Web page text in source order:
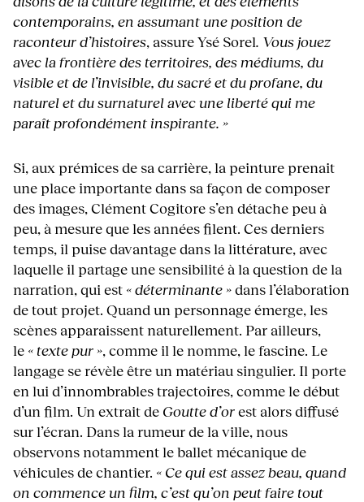
contemporains, en assumant une position de
raconteur d’histoires, assure Ysé Sorel. Vous jouez
avec la frontière des territoires, des médiums, du
visible et de l’invisible, du sacré et du profane, du
naturel et du surnaturel avec une liberté qui me
paraît profondément inspirante. »
Si, aux prémices de sa carrière, la peinture prenait
une place importante dans sa façon de composer
des images, Clément Cogitore s’en détache peu à
peu, à mesure que les années filent. Ces derniers
temps, il puise davantage dans la littérature, avec
laquelle il partage une sensibilité à la question de la
narration, qui est « déterminante »dans l’élaboration
de tout projet. Quand un personnage émerge, les
scènes apparaissent naturellement. Par ailleurs,
le « texte pur », comme il le nomme, le fascine. Le
langage se révèle être un matériau singulier. Il porte
en lui d’innombrables trajectoires, comme le début
d’un film. Un extrait de Goutte d’orest alors diffusé
sur l’écran. Dans la rumeur de la ville, nous
observons notamment le ballet mécanique de
véhicules de chantier. « Ce qui est assez beau, quand
on commence un film, c’est qu’on peut faire tout